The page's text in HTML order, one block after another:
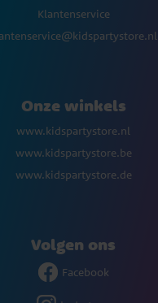
Klantenservice
Onze winkels
www.kidspartystore.nl
www.kidspartystore.be
www.kidspartystore.de
Volgen ons
Facebook